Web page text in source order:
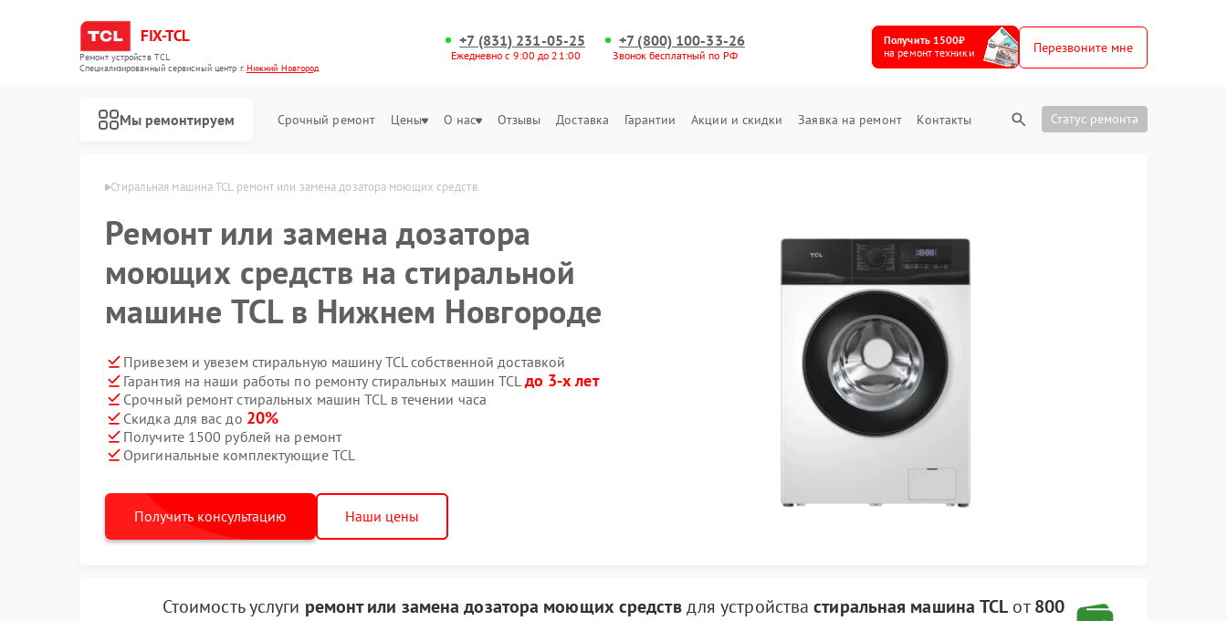
FIX-TCL
Ремонт устройств TCL
Специализированный cервисный центр г.Нижний Новгород
+7 (831) 231-05-25
Ежедневно с 9:00 до 21:00
+7 (800) 100-33-26
Звонок бесплатный по РФ
Получить 1500₽
на ремонт техники
Перезвоните мне
Мы ремонтируем Срочный ремонт Цены О нас Отзывы Доставка Гарантии Акции и скидки Заявка на ремонт Контакты Статус ремонта
Нижнем Новгороде Стиральная машина TCL ремонт или замена дозатора моющих средств
Ремонт или замена дозатора
моющих средств на стиральной
машине TCL в Нижнем Новгороде
Привезем и увезем стиральную машину TCL собственной доставкой
Гарантия на наши работы по ремонту стиральных машин TCL до 3-х лет
Срочный ремонт стиральных машин TCL в течении часа
Скидка для вас до 20%
Получите 1500 рублей на ремонт
Оригинальные комплектующие TCL
Получить консультацию Наши цены
Стоимость услуги ремонт или замена дозатора моющих средствдля устройствастиральная машина TCL от800